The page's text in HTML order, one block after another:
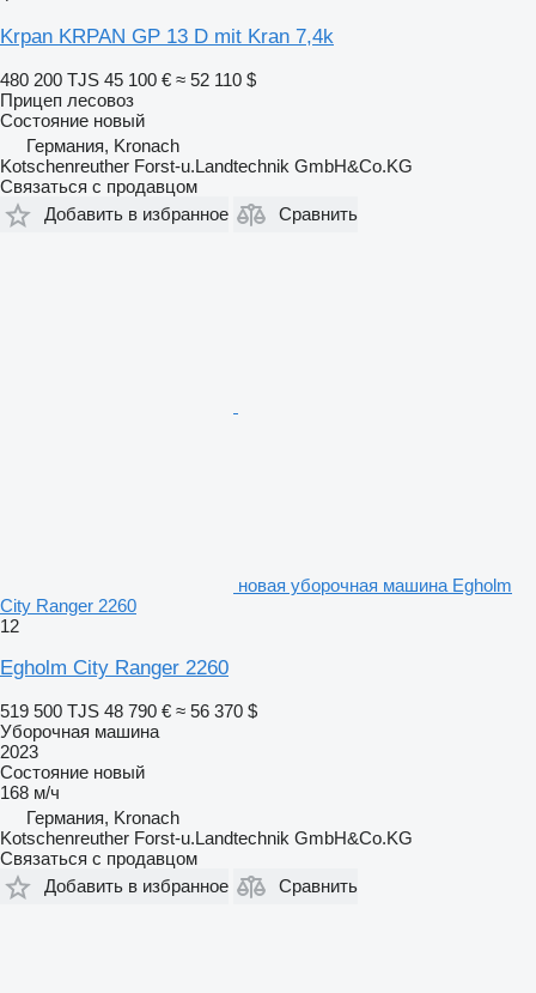
Krpan KRPAN GP 13 D mit Kran 7,4k
480 200 TJS 45 100 € ≈ 52 110 $
Прицеп лесовоз
Состояние новый
Германия, Kronach
Kotschenreuther Forst-u.Landtechnik GmbH&Co.KG
Связаться с продавцом
Добавить в избранное
Сравнить
новая уборочная машина Egholm
City Ranger 2260
12
Egholm City Ranger 2260
519 500 TJS 48 790 € ≈ 56 370 $
Уборочная машина
2023
Состояние новый
168 м/ч
Германия, Kronach
Kotschenreuther Forst-u.Landtechnik GmbH&Co.KG
Связаться с продавцом
Добавить в избранное
Сравнить